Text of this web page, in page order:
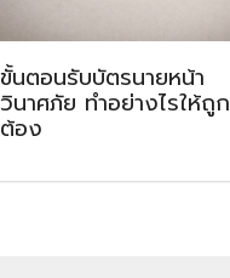
ขั้นตอนรับบัตรนายหน้า
วินาศภัย ทำอย่างไรให้ถูก
ต้อง